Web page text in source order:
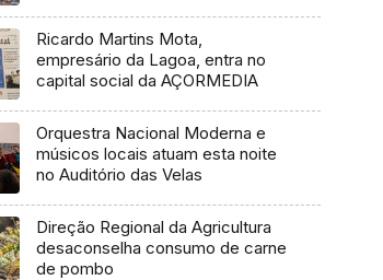
Ricardo Martins Mota,
empresário da Lagoa, entra no
capital social da AÇORMEDIA
Orquestra Nacional Moderna e
músicos locais atuam esta noite
no Auditório das Velas
Direção Regional da Agricultura
desaconselha consumo de carne
de pombo